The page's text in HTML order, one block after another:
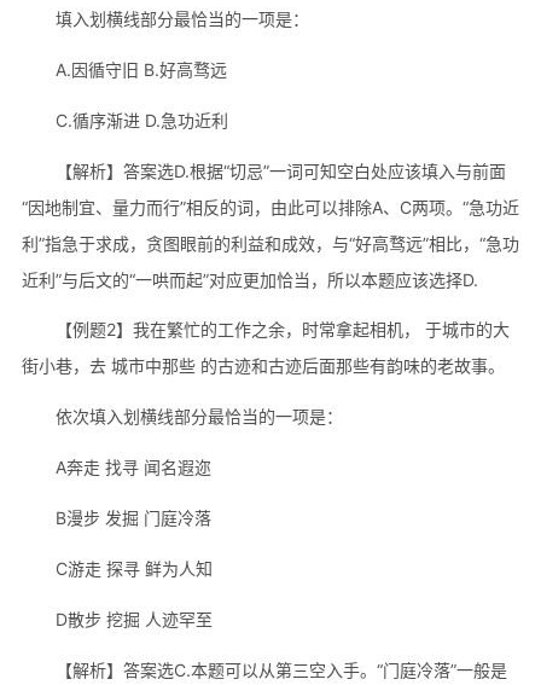
填入划横线部分最恰当的一项是：
A.因循守旧 B.好高骛远
C.循序渐进 D.急功近利
【解析】答案选D.根据“切忌”一词可知空白处应该填入与前面
“因地制宜、量力而行”相反的词，由此可以排除A、C两项。“急功近
利”指急于求成，贪图眼前的利益和成效，与“好高骛远”相比，“急功
近利”与后文的“一哄而起”对应更加恰当，所以本题应该选择D.
【例题2】我在繁忙的工作之余，时常拿起相机， 于城市的大
街小巷，去 城市中那些 的古迹和古迹后面那些有韵味的老故事。
依次填入划横线部分最恰当的一项是：
A奔走 找寻 闻名遐迩
B漫步 发掘 门庭冷落
C游走 探寻 鲜为人知
D散步 挖掘 人迹罕至
【解析】答案选C.本题可以从第三空入手。“门庭冷落”一般是